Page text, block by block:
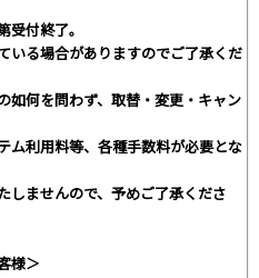
付終了。
る場合がありますのでご了承くだ
何を問わず、取替・変更・キャン
利用料等、各種手数料が必要とな
ませんので、予めご了承くださ
様＞